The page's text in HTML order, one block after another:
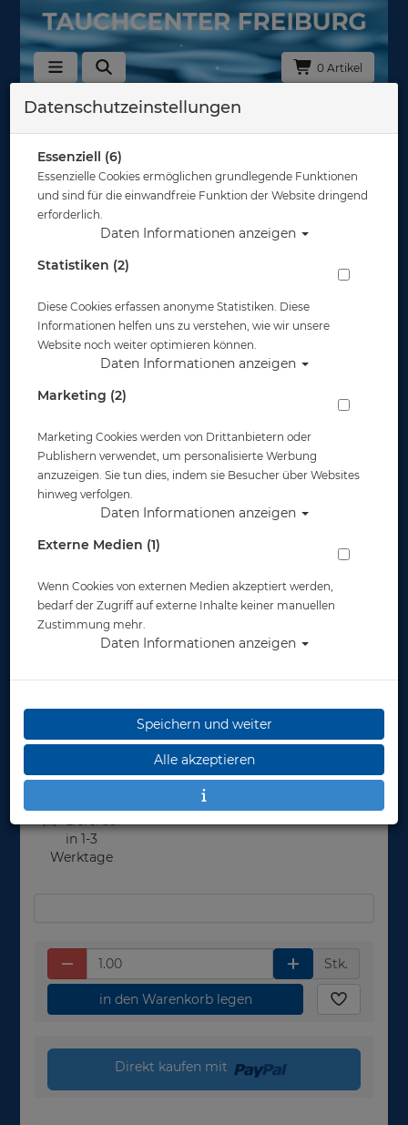
0 Artikel
Zurück
Polaris Inflator Basic
Artikelnr.: pol-69110
Herstellerpreis: 48,00 €
48,00 €*
Lieferbar
in 1-3
Werktage
Stk.
in den Warenkorb legen
Direkt kaufen mit
Datenschutzeinstellungen
Essenziell (6)
Essenzielle Cookies ermöglichen grundlegende Funktionen
und sind für die einwandfreie Funktion der Website dringend
erforderlich.
Daten Informationen anzeigen
Statistiken (2)
Diese Cookies erfassen anonyme Statistiken. Diese
Informationen helfen uns zu verstehen, wie wir unsere
Website noch weiter optimieren können.
Daten Informationen anzeigen
Marketing (2)
Marketing Cookies werden von Drittanbietern oder
Publishern verwendet, um personalisierte Werbung
anzuzeigen. Sie tun dies, indem sie Besucher über Websites
hinweg verfolgen.
Daten Informationen anzeigen
Externe Medien (1)
Wenn Cookies von externen Medien akzeptiert werden,
bedarf der Zugriff auf externe Inhalte keiner manuellen
Zustimmung mehr.
Daten Informationen anzeigen
Speichern und weiter
Alle akzeptieren